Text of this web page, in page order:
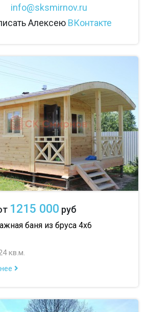
info@sksmirnov.ru
Алексею ВКонтакте
1215 000 руб
баня из бруса 4х6
кв.м.